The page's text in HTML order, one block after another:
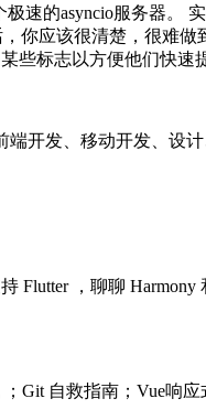
极速的asyncio服务器
你应该很清楚，很难
些标志以方便他们快
端开发、移动开发、设
Flutter ，聊聊
Git 自救指南；Vue响